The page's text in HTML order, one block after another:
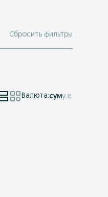
Сбросить фильтры
Валюта:суму.е.